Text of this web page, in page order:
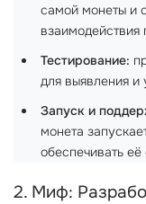
самой монеты и
взаимодействия
Тестирование:
для выявления и
Запуск и
монета
обеспечивать
2. Миф: